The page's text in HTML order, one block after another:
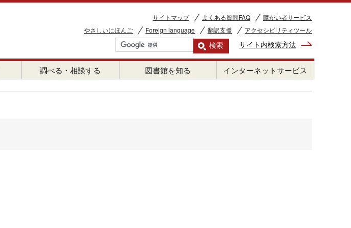
サイトマップ よくある質問FAQ
障がい者サービス
やさしいにほんご
Foreign language 翻訳支援 アクセシビリティツール
サイト内検索方法
調べる・相談する 図書館を知る インターネットサービス